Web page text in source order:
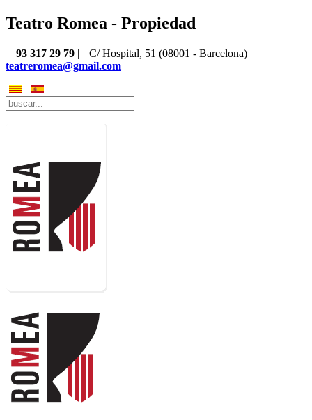
Teatro Romea - Propiedad
93 317 29 79 |
C/ Hospital, 51 (08001 - Barcelona) |
teatreromea@gmail.com